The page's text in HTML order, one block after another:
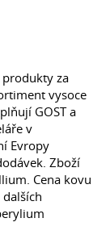
za
vysoce
GOST a
v
Evropy
Zboží
Cena kovu